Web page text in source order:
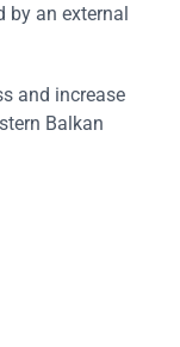
by an external
and increase
Balkan